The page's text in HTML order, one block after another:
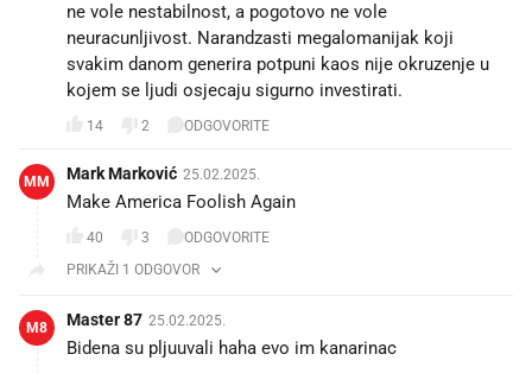
ne vole nestabilnost, a pogotovo ne vole
neuracunljivost. Narandzasti megalomanijak koji
svakim danom generira potpuni kaos nije okruzenje u
kojem se ljudi osjecaju sigurno investirati.
14 2 ODGOVORITE
MM Mark Marković 25.02.2025.
Make America Foolish Again
40 3
ODGOVORITE
PRIKAŽI 1 ODGOVOR
M8 Master 87 25.02.2025.
Bidena su pljuuvali haha evo im kanarinac